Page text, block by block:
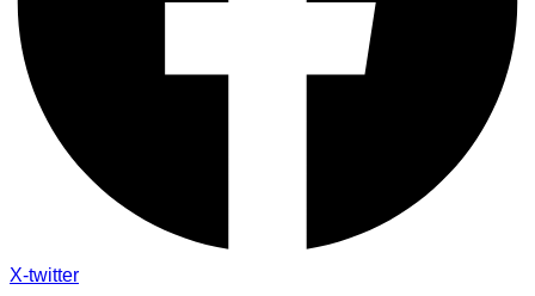
X-twitter